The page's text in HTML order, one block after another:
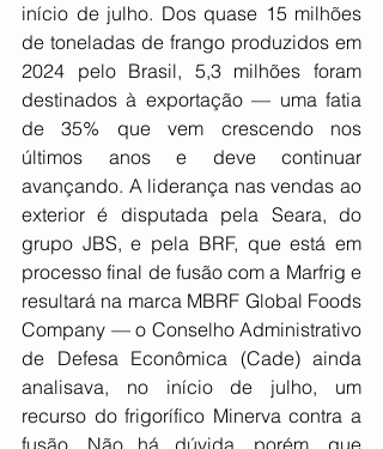
início de julho. Dos quase 15 milhões
de toneladas de frango produzidos em
2024 pelo Brasil, 5,3 milhões foram
destinados à exportação — uma fatia
de 35% que vem crescendo nos
últimos anos e deve continuar
avançando. A liderança nas vendas ao
exterior é disputada pela Seara, do
grupo JBS, e pela BRF, que está em
processo final de fusão com a Marfrig e
resultará na marca MBRF Global Foods
Company — o Conselho Administrativo
de Defesa Econômica (Cade) ainda
analisava, no início de julho, um
recurso do frigorífico Minerva contra a